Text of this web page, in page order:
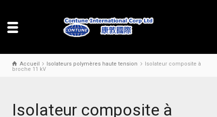
Accueil Isolateurs polymères haute tension
Isolateur composite à
broche 11 kV
Isolateur composite à